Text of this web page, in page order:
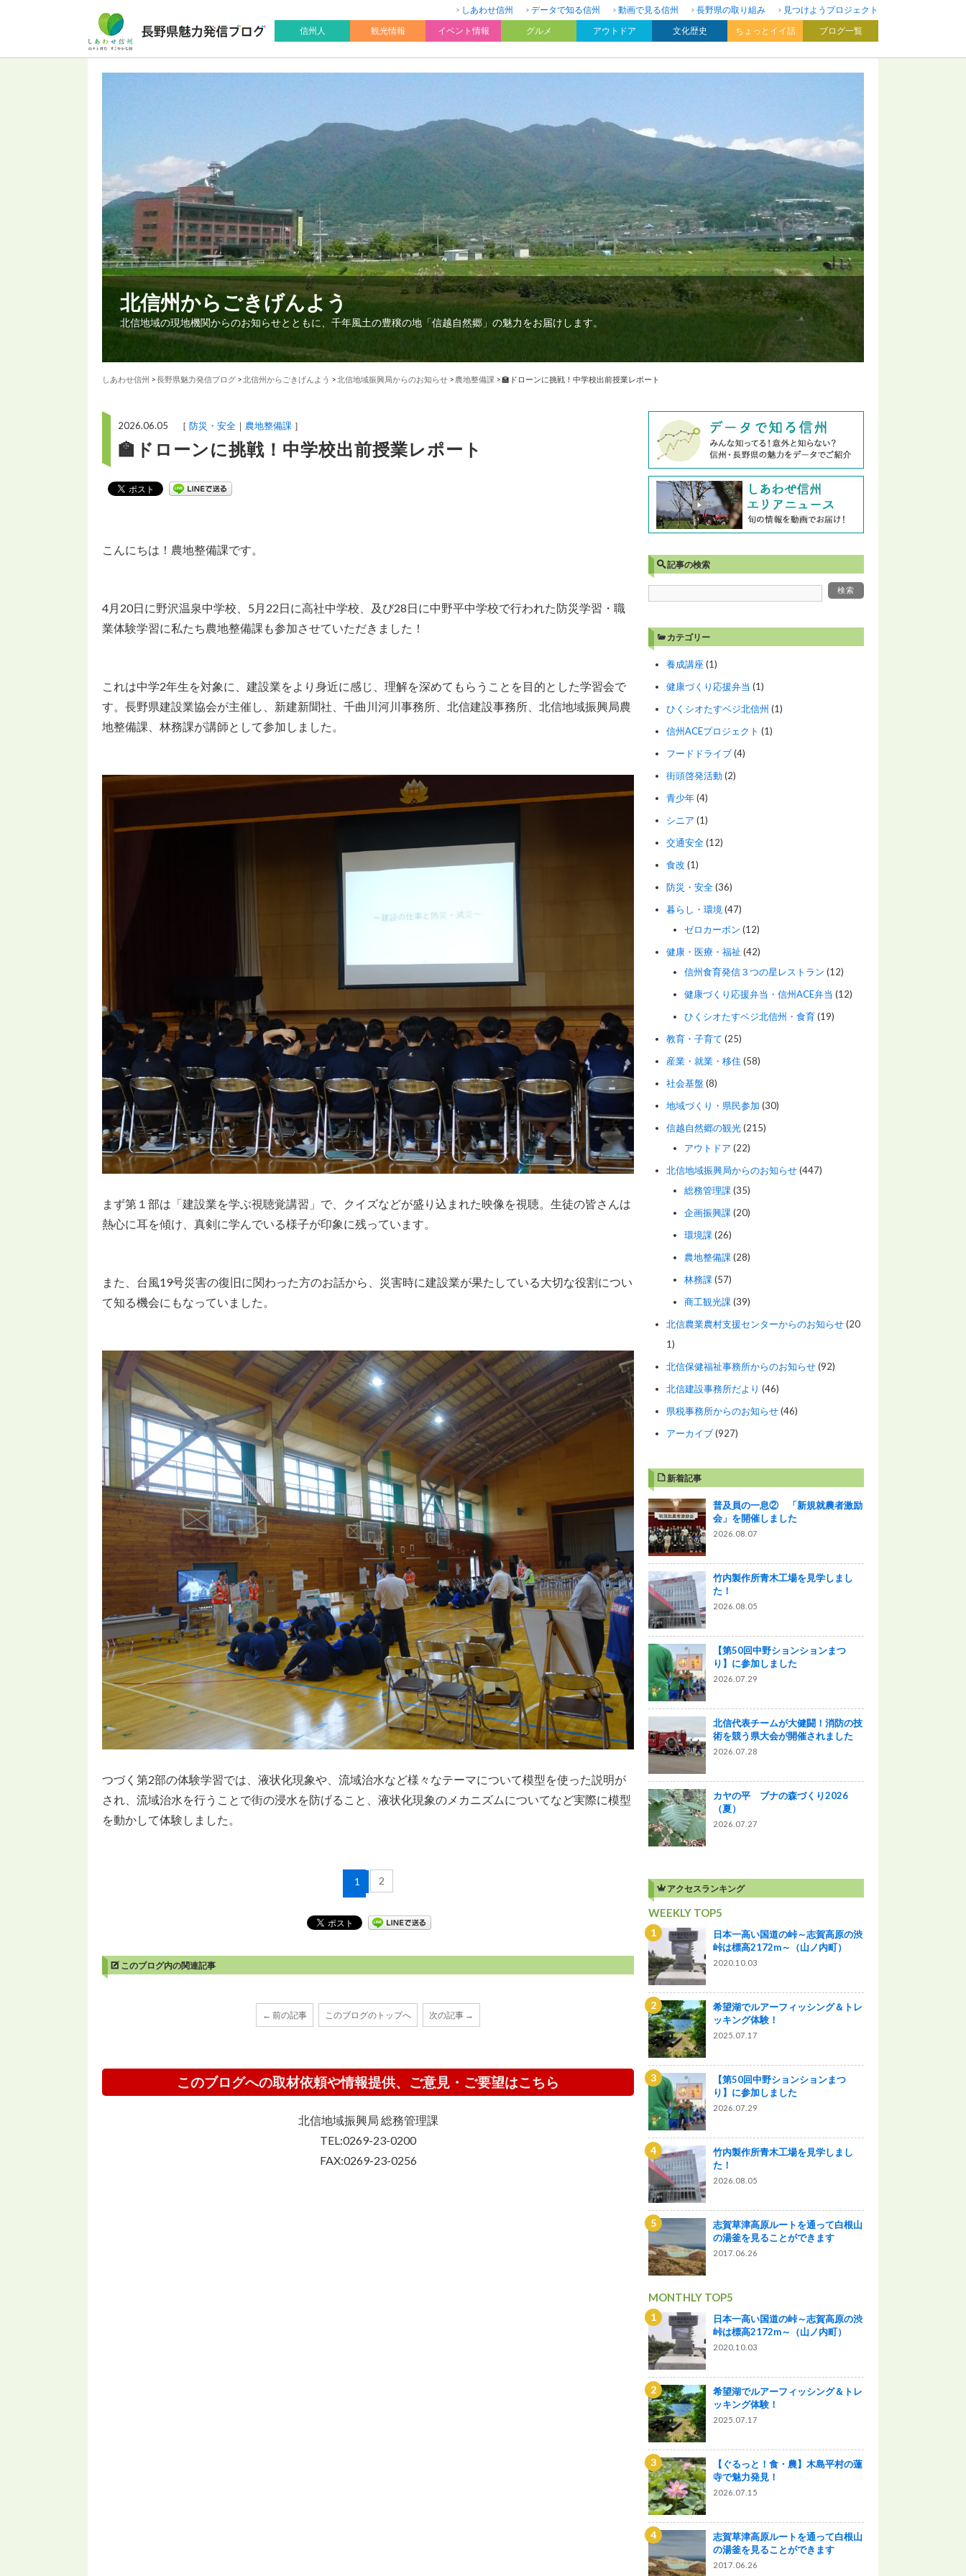
しあわせ信州 データで知る信州 動画で見る信州 長野県の取り組み
見つけようプロジェクト
信州人
観光情報 イベント情報 グルメ アウトドア 文化歴史 ちょっとイイ話 ブログ一覧
北信州からごきげんよう
北信地域の現地機関からのお知らせとともに、千年風土の豊穣の地「信越自然郷」の魅力をお届けします。
しあわせ信州 >長野県魅力発信ブログ >北信州からごきげんよう >北信地域振興局からのお知らせ > 農地整備課 >🏫ドローンに挑戦！中学校出前授業レポート
2026.06.05 ［ 防災・安全 農地整備課 ］
🏫ドローンに挑戦！中学校出前授業レポート
こんにちは！農地整備課です。
4月20日に野沢温泉中学校、5月22日に高社中学校、及び28日に中野平中学校で行われた防災学習・職
業体験学習に私たち農地整備課も参加させていただきました！
これは中学2年生を対象に、建設業をより身近に感じ、理解を深めてもらうことを目的とした学習会で
す。長野県建設業協会が主催し、新建新聞社、千曲川河川事務所、北信建設事務所、北信地域振興局農
地整備課、林務課が講師として参加しました。
まず第１部は「建設業を学ぶ視聴覚講習」で、クイズなどが盛り込まれた映像を視聴。生徒の皆さんは
熱心に耳を傾け、真剣に学んでいる様子が印象に残っています。
また、台風19号災害の復旧に関わった方のお話から、災害時に建設業が果たしている大切な役割につい
て知る機会にもなっていました。
つづく第2部の体験学習では、液状化現象や、流域治水など様々なテーマについて模型を使った説明が
され、流域治水を行うことで街の浸水を防げること、液状化現象のメカニズムについてなど実際に模型
を動かして体験しました。
1 2
このブログ内の関連記事
← 前の記事 このブログのトップへ 次の記事 →
このブログへの取材依頼や情報提供、ご意見・ご要望はこちら
北信地域振興局 総務管理課
TEL:0269-23-0200
FAX:0269-23-0256
記事の検索
カテゴリー
養成講座(1)
健康づくり応援弁当 (1)
ひくシオたすベジ北信州 (1)
信州ACEプロジェクト (1)
フードドライブ(4)
街頭啓発活動(2)
青少年(4)
シニア (1)
交通安全(12)
食改 (1)
防災・安全(36)
暮らし・環境(47)
ゼロカーボン (12)
健康・医療・福祉 (42)
信州食育発信３つの星レストラン (12)
健康づくり応援弁当・信州ACE弁当 (12)
ひくシオたすベジ北信州・食育(19)
教育・子育て (25)
産業・就業・移住 (58)
社会基盤(8)
地域づくり・県民参加 (30)
信越自然郷の観光(215)
アウトドア (22)
北信地域振興局からのお知らせ(447)
総務管理課(35)
企画振興課(20)
環境課(26)
農地整備課(28)
林務課(57)
商工観光課(39)
北信農業農村支援センターからのお知らせ(20
1)
北信保健福祉事務所からのお知らせ(92)
北信建設事務所だより (46)
県税事務所からのお知らせ(46)
アーカイブ(927)
新着記事
普及員の一息② 「新規就農者激励
会」を開催しました
2026.08.07
竹内製作所青木工場を見学しまし
た！
2026.08.05
【第50回中野ションションまつ
り】に参加しました
2026.07.29
北信代表チームが大健闘！消防の技
術を競う県大会が開催されました
2026.07.28
カヤの平 ブナの森づくり2026
（夏）
2026.07.27
アクセスランキング
WEEKLY TOP5
日本一高い国道の峠～志賀高原の渋
峠は標高2172m～（山ノ内町）
2020.10.03
希望湖でルアーフィッシング＆トレ
ッキング体験！
2025.07.17
【第50回中野ションションまつ
り】に参加しました
2026.07.29
竹内製作所青木工場を見学しまし
た！
2026.08.05
志賀草津高原ルートを通って白根山
の湯釜を見ることができます
2017.06.26
MONTHLY TOP5
日本一高い国道の峠～志賀高原の渋
峠は標高2172m～（山ノ内町）
2020.10.03
希望湖でルアーフィッシング＆トレ
ッキング体験！
2025.07.17
【ぐるっと！食・農】木島平村の蓮
寺で魅力発見！
2026.07.15
志賀草津高原ルートを通って白根山
の湯釜を見ることができます
2017.06.26